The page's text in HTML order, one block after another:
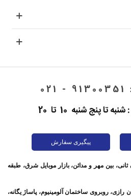
91300351 - 021
تا پنج شنبه 10 تا 20
پیگیری سفارش
ثانی، بین مهر و مدائن، بازار موبایل شرق، طبقه
رازی، روبروی ساختمان آلومینیوم، پاساژ یگانه،